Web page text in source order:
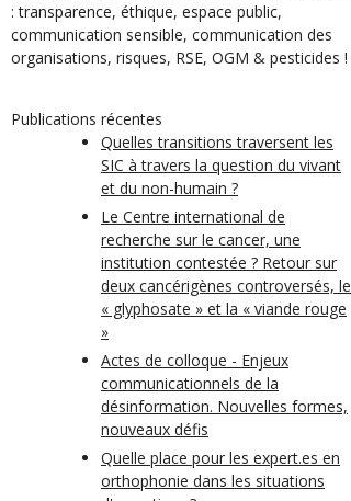
: transparence, éthique, espace public,
communication sensible, communication des
organisations, risques, RSE, OGM & pesticides !
Publications récentes
Quelles transitions traversent les
SIC à travers la question du vivant
et du non-humain ?
Le Centre international de
recherche sur le cancer, une
institution contestée ? Retour sur
deux cancérigènes controversés, le
« glyphosate » et la « viande rouge
»
Actes de colloque - Enjeux
communicationnels de la
désinformation. Nouvelles formes,
nouveaux défis
Quelle place pour les expert.es en
orthophonie dans les situations